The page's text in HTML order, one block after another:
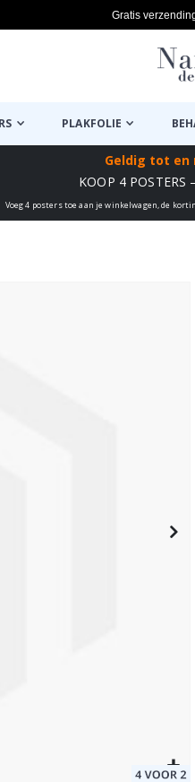
Gratis
PLAKFOLIE
Geldig tot en
KOOP 4 POSTERS
Voeg 4 posters toe aan je winkelwagen, de